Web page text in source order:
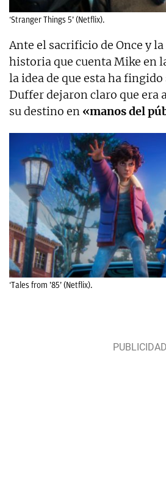
‘Stranger Things 5’ (Netflix).
Ante el sacrificio de Once y
historia que cuenta Mike en
la idea de que esta ha
Duffer dejaron claro que era
su destino en «manos del
‘Tales from ’85’ (Netflix).